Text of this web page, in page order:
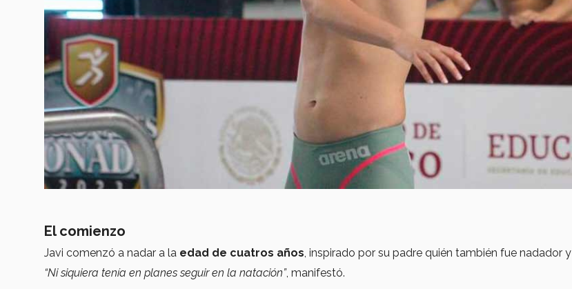
El comienzo
Javi comenzó a nadar a la edad de cuatros años, inspirado por su padre quién también fue nadador y
“Ni siquiera tenía en planes seguir en la natación”, manifestó.